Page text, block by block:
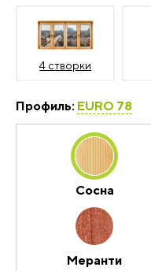
4 створки
Профиль: EURO 78
Сосна
Меранти